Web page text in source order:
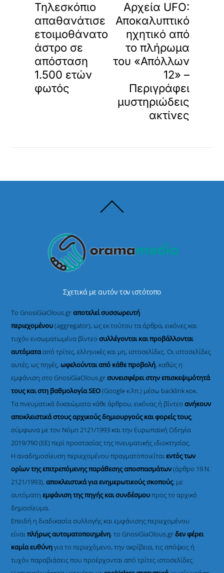
Τηλεσκόπιο
απαθανάτισε
ετοιμοθάνατο
άστρο σε
απόσταση
1.500 ετών
φωτός
Αρχεία UFO:
Αποκαλυπτικό
ηχητικό από
το πλήρωμα
του «Απόλλων
12» –
Περιγράφει
μυστηριώδεις
ακτίνες
To
Σχετικά με αυτόν τον ιστότοπο
Το GnosiGiaOlous.grαποτελεί συσσωρευτή
περιεχομένου(aggregator), ως εκ τούτου τα άρθρα, εικόνες και
τυχόν ενσωματωμένα βίντεοσυλλέγονται και προβάλλονται
αυτόματααπό τρίτες, ελληνικές και μη, ιστοσελίδες. Οι ιστοσελίδες
αυτές, ως πηγές,ωφελούνται από κάθε προβολή, καθώς η
εμφάνιση στο GnosiGiaOlous.grσυνεισφέρει στην επισκεψιμότητά
τους και στη βαθμολογία SEO(Google κ.λπ.) μέσω backlink κοκ.
Τα πνευματικά δικαιώματα κάθε άρθρου, εικόνας ή βίντεοανήκουν
αποκλειστικά στους αρχικούς δημιουργούς και φορείς τους,
σύμφωνα με τον Νόμο 2121/1993 και την Ευρωπαϊκή Οδηγία
2019/790 (ΕΕ) περί προστασίας της πνευματικής ιδιοκτησίας.
Η αναδημοσίευση περιεχομένου πραγματοποιείταιεντός των
ορίων της επιτρεπόμενης παράθεσης αποσπασμάτων(άρθρο 19 Ν.
2121/1993), αποκλειστικά για ενημερωτικούς σκοπούς, με
αυτόματηεμφάνιση της πηγής και συνδέσμουπρος το αρχικό
δημοσίευμα.
Επειδή η διαδικασία συλλογής και εμφάνισης περιεχομένου
είναιπλήρως αυτοματοποιημένη, το GnosiGiaOlous.grδεν φέρει
καμία ευθύνηγια το περιεχόμενο, την ακρίβεια, τις απόψεις ή
τυχόν παραβιάσεις που προέρχονται από τρίτες ιστοσελίδες.